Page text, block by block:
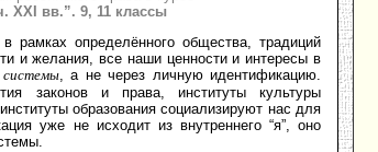
ХХI вв.”. 9, 11 классы
рамках определённого общества, традиций
и желания, все наши ценности и интересы в
, а не через личную идентификацию.
законов и права, институты культуры
образования социализируют нас для
уже не исходит из внутреннего “я”, оно